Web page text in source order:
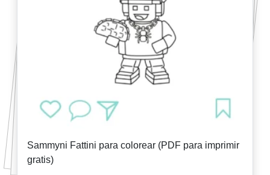
Sammyni Fattini para colorear (PDF para imprimir
gratis)